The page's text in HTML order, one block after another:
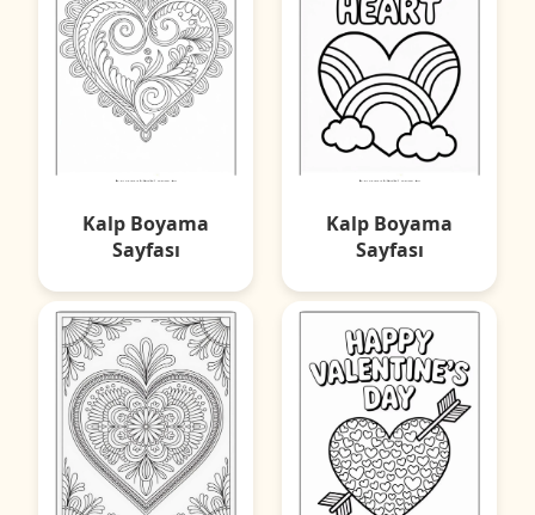
Kalp Boyama
Sayfası
Kalp Boyama
Sayfası